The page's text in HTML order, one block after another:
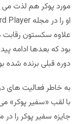
مورد پوکر هم لذت می
علاوه سکستون رقابت
بود که بعدها ادامه
دوره قبلی برنده شده
به خاطر فعالیت های